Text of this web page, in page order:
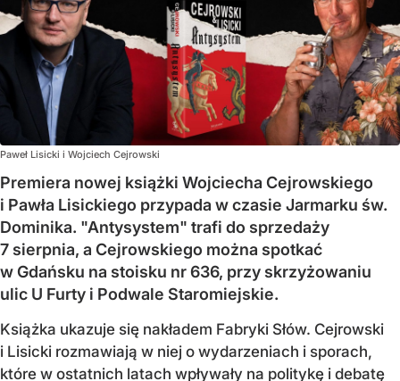
Paweł Lisicki i Wojciech Cejrowski
Premiera nowej książki Wojciecha Cejrowskiego
i Pawła Lisickiego przypada w czasie Jarmarku św.
Dominika. "Antysystem" trafi do sprzedaży
7 sierpnia, a Cejrowskiego można spotkać
w Gdańsku na stoisku nr 636, przy skrzyżowaniu
ulic U Furty i Podwale Staromiejskie.
Książka ukazuje się nakładem Fabryki Słów. Cejrowski
i Lisicki rozmawiają w niej o wydarzeniach i sporach,
które w ostatnich latach wpływały na politykę i debatę